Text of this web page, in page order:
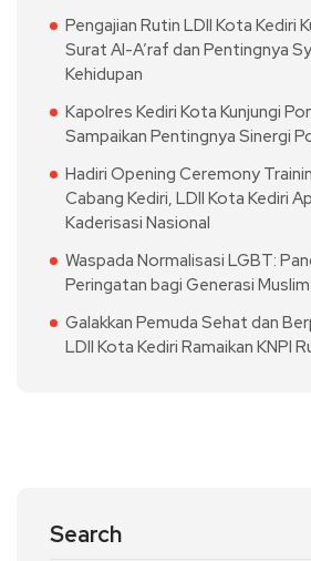
Pengajian Rutin LDII Kota Kediri
Surat Al-A’raf dan Pentingnya
Kehidupan
Kapolres Kediri Kota Kunjungi
Sampaikan Pentingnya Sinergi
Hadiri Opening Ceremony
Cabang Kediri, LDII Kota Kediri
Kaderisasi Nasional
Waspada Normalisasi LGBT:
Peringatan bagi Generasi Muslim
Galakkan Pemuda Sehat dan
LDII Kota Kediri Ramaikan KNPI
Search